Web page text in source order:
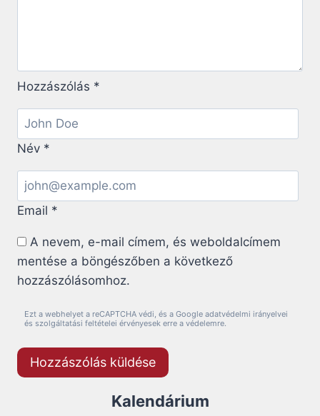
Hozzászólás *
Név *
Email *
A nevem, e-mail címem, és weboldalcímem
mentése a böngészőben a következő
hozzászólásomhoz.
Ezt a webhelyet a reCAPTCHA védi, és a Google adatvédelmi irányelvei
és szolgáltatási feltételei érvényesek erre a védelemre.
Kalendárium